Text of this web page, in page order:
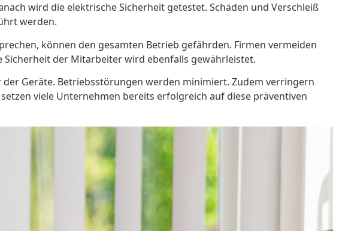
wird die elektrische Sicherheit getestet. Schäden und Verschleiß
werden.
können den gesamten Betrieb gefährden. Firmen vermeiden
der Mitarbeiter wird ebenfalls gewährleistet.
Geräte. Betriebsstörungen werden minimiert. Zudem verringern
viele Unternehmen bereits erfolgreich auf diese präventiven